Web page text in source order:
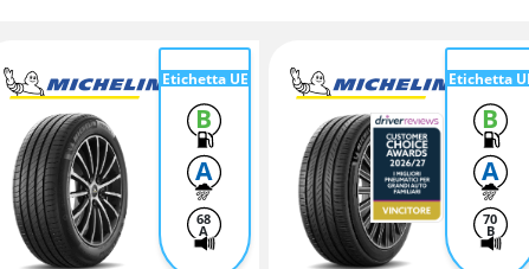
Etichetta UE
B
A
68
A
Etichetta
B
A
70
B